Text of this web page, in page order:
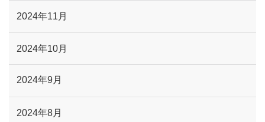
2024年11月
2024年10月
2024年9月
2024年8月